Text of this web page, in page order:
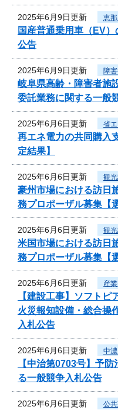
2025年6月9日更新 恵
国産普通乗用車（EV
公告
2025年6月9日更新 障
岐阜県高齢・障害者施
委託業務に関する一般
2025年6月6日更新 省
再エネ電力の共同購入
定結果】
2025年6月6日更新 観
豪州市場における訪日
務プロポーザル募集【
2025年6月6日更新 観
米国市場における訪日
務プロポーザル募集【
2025年6月6日更新 産
【建設工事】ソフト
火災報知設備・総合操
入札公告
2025年6月6日更新 中
【中治第0703号】
る一般競争入札公告
2025年6月6日更新 公